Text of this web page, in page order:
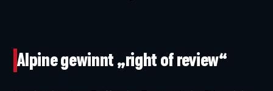
Alpine gewinnt „right of review“